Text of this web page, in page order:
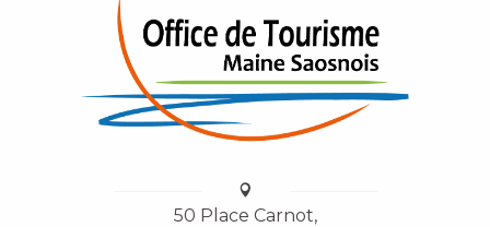
50 Place Carnot,